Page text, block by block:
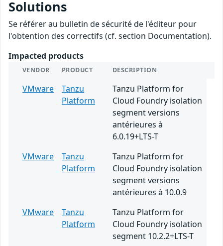
Solutions
Se référer au bulletin de sécurité de l'éditeur pour
l'obtention des correctifs (cf. section Documentation).
Impacted products
VENDOR PRODUCT DESCRIPTION
VMware
Tanzu
Platform
Tanzu Platform for
Cloud Foundry isolation
segment versions
antérieures à
6.0.19+LTS-T
VMware
Tanzu
Platform
Tanzu Platform for
Cloud Foundry isolation
segment versions
antérieures à 10.0.9
VMware
Tanzu
Platform
Tanzu Platform for
Cloud Foundry isolation
segment 10.2.2+LTS-T